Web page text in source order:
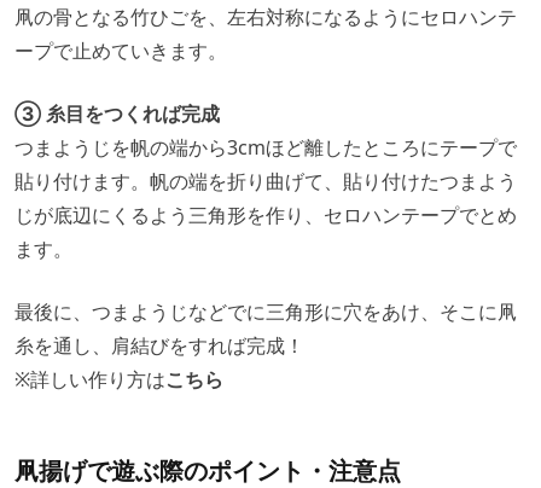
凧の骨となる竹ひごを、左右対称になるようにセロハンテ
ープで止めていきます。
③ 糸目をつくれば完成
つまようじを帆の端から3cmほど離したところにテープで
貼り付けます。帆の端を折り曲げて、貼り付けたつまよう
じが底辺にくるよう三角形を作り、セロハンテープでとめ
ます。
最後に、つまようじなどでに三角形に穴をあけ、そこに凧
糸を通し、肩結びをすれば完成！
※詳しい作り方はこちら
凧揚げで遊ぶ際のポイント・注意点